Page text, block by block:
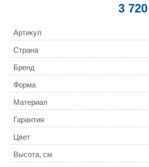
3 720
Артикул
Страна
Бренд
Форма
Материал
Гарантия
Цвет
Высота, см